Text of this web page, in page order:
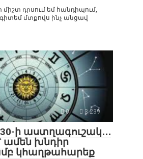
միշտ դրսում եմ հանդիպում,
մտքովս ինչ անցավ
0 3 239
ի աստղագուշակ․․․
ամեն խնդիր
կհաղթահարեք